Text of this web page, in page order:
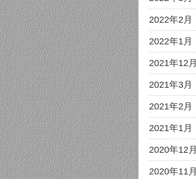
2022年2月
2022年1月
2021年12月
2021年3月
2021年2月
2021年1月
2020年12月
2020年11月